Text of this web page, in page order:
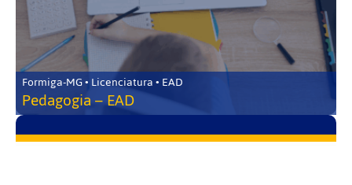
Formiga-MG • Licenciatura • EAD
Pedagogia – EAD